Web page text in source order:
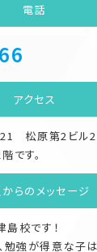
電話
アクセス
松原第2ビル
です。
らの メッセージ
校です！
強が得意な子